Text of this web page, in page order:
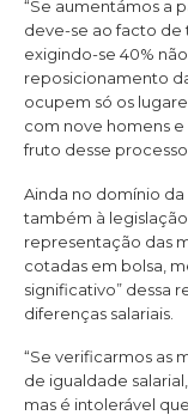
“Se aumentámos a
deve-se ao facto de
exigindo-se 40%
reposicionamento
ocupem só os
com nove homens
fruto desse
Ainda no domínio
também à
representação das
cotadas em bolsa,
significativo” dessa
diferenças salariais.
“Se verificarmos as
de igualdade
mas é intolerável